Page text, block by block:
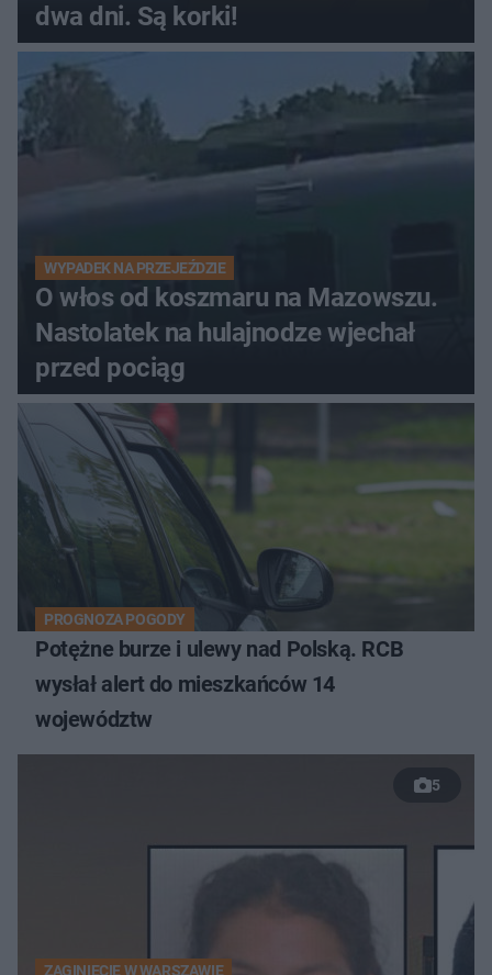
dwa dni. Są korki!
WYPADEK NA PRZEJEŹDZIE
O włos od koszmaru na Mazowszu.
Nastolatek na hulajnodze wjechał
przed pociąg
PROGNOZA POGODY
Potężne burze i ulewy nad Polską. RCB
wysłał alert do mieszkańców 14
województw
5
ZAGINIĘCIE W WARSZAWIE